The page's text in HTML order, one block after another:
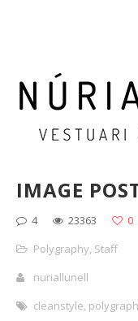
IMAGE
4 23363
0
Polygraphy, Staff
nuriallunell
cleanstyle,